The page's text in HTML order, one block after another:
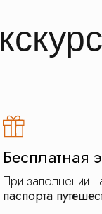
При заполнении
паспорта
Бесплатная